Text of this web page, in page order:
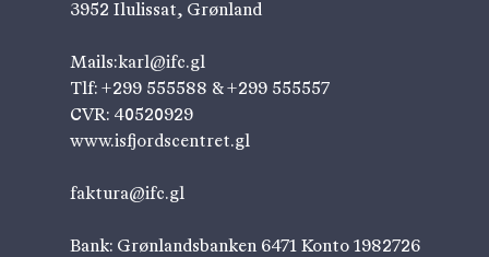
3952 Ilulissat, Grønland
Mails:karl@ifc.gl
Tlf: +299 555588 & +299 555557
CVR: 40520929
www.isfjordscentret.gl
faktura@ifc.gl
Bank: Grønlandsbanken 6471 Konto 1982726